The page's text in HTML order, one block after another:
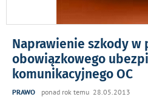
Naprawienie szkody w
obowiązkowego
komunikacyjnego OC
PRAWO ponad rok temu 28.05.2013